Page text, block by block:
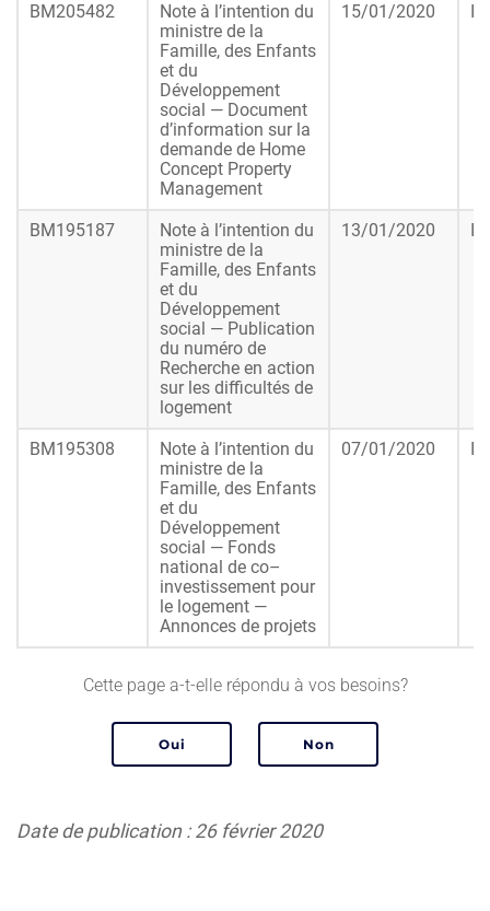
BM205482
Note à l’intention du
ministre de la
Famille, des Enfants
et du
Développement
social — Document
d’information sur la
demande de Home
Concept Property
Management
15/01/2020
BM195187
Note à l’intention du
ministre de la
Famille, des Enfants
et du
Développement
social — Publication
du numéro de
Recherche en action
sur les difficultés de
logement
13/01/2020
BM195308
Note à l’intention du
ministre de la
Famille, des Enfants
et du
Développement
social — Fonds
national de co–
investissement pour
le logement —
Annonces de projets
07/01/2020
Cette page a-t-elle répondu à vos besoins?
Date de publication : 26 février 2020